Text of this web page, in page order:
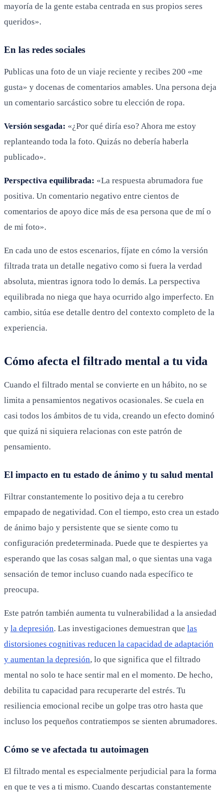
mayoría de la gente estaba centrada en sus propios seres
queridos».
En las redes sociales
Publicas una foto de un viaje reciente y recibes 200 «me
gusta» y docenas de comentarios amables. Una persona deja
un comentario sarcástico sobre tu elección de ropa.
Versión sesgada: «¿Por qué diría eso? Ahora me estoy
replanteando toda la foto. Quizás no debería haberla
publicado».
Perspectiva equilibrada: «La respuesta abrumadora fue
positiva. Un comentario negativo entre cientos de
comentarios de apoyo dice más de esa persona que de mí o
de mi foto».
En cada uno de estos escenarios, fíjate en cómo la versión
filtrada trata un detalle negativo como si fuera la verdad
absoluta, mientras ignora todo lo demás. La perspectiva
equilibrada no niega que haya ocurrido algo imperfecto. En
cambio, sitúa ese detalle dentro del contexto completo de la
experiencia.
Cómo afecta el filtrado mental a tu vida
Cuando el filtrado mental se convierte en un hábito, no se
limita a pensamientos negativos ocasionales. Se cuela en
casi todos los ámbitos de tu vida, creando un efecto dominó
que quizá ni siquiera relacionas con este patrón de
pensamiento.
El impacto en tu estado de ánimo y tu salud mental
Filtrar constantemente lo positivo deja a tu cerebro
empapado de negatividad. Con el tiempo, esto crea un estado
de ánimo bajo y persistente que se siente como tu
configuración predeterminada. Puede que te despiertes ya
esperando que las cosas salgan mal, o que sientas una vaga
sensación de temor incluso cuando nada específico te
preocupa.
Este patrón también aumenta tu vulnerabilidad a la ansiedad
y la depresión. Las investigaciones demuestran que las
distorsiones cognitivas reducen la capacidad de adaptación
y aumentan la depresión, lo que significa que el filtrado
mental no solo te hace sentir mal en el momento. De hecho,
debilita tu capacidad para recuperarte del estrés. Tu
resiliencia emocional recibe un golpe tras otro hasta que
incluso los pequeños contratiempos se sienten abrumadores.
Cómo se ve afectada tu autoimagen
El filtrado mental es especialmente perjudicial para la forma
en que te ves a ti mismo. Cuando descartas constantemente